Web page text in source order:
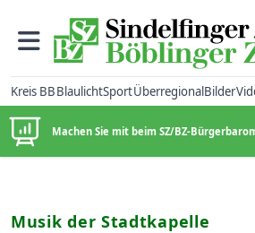
Kreis BBBlaulichtSportÜberregionalBilder
Machen Sie mit beim SZ/BZ-
Musik der Stadtkapelle